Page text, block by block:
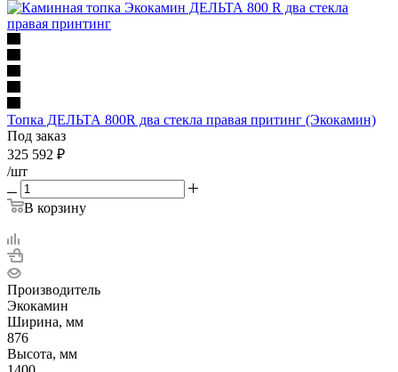
Топка ДЕЛЬТА 800R два стекла правая притинг (Экокамин)
Под заказ
325 592 ₽
/шт
В корзину
Производитель
Экокамин
Ширина, мм
876
Высота, мм